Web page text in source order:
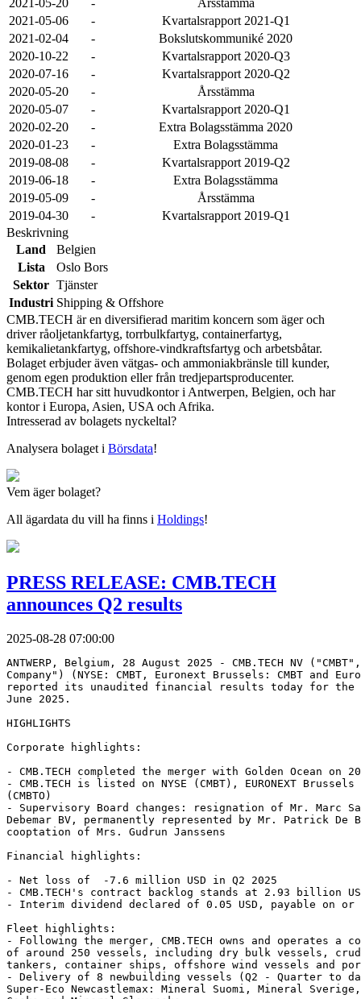
2021-05-20 -
Årsstämma
2021-05-06
-
Kvartalsrapport 2021-Q1
2021-02-04
-
Bokslutskommuniké 2020
2020-10-22
-
Kvartalsrapport 2020-Q3
2020-07-16
-
Kvartalsrapport 2020-Q2
2020-05-20
-
Årsstämma
2020-05-07
-
Kvartalsrapport 2020-Q1
2020-02-20
-
Extra Bolagsstämma 2020
2020-01-23
-
Extra Bolagsstämma
2019-08-08
-
Kvartalsrapport 2019-Q2
2019-06-18
-
Extra Bolagsstämma
2019-05-09
-
Årsstämma
2019-04-30
-
Kvartalsrapport 2019-Q1
Beskrivning
Land
Belgien
Lista
Oslo Bors
Sektor Tjänster
Industri Shipping & Offshore
CMB.TECH är en diversifierad maritim koncern som äger och
driver råoljetankfartyg, torrbulkfartyg, containerfartyg,
kemikalietankfartyg, offshore-vindkraftsfartyg och arbetsbåtar.
Bolaget erbjuder även vätgas- och ammoniakbränsle till kunder,
genom egen produktion eller från tredjepartsproducenter.
CMB.TECH har sitt huvudkontor i Antwerpen, Belgien, och har
kontor i Europa, Asien, USA och Afrika.
Intresserad av bolagets nyckeltal?
Analysera bolaget i Börsdata!
Vem äger bolaget?
All ägardata du vill ha finns i Holdings!
PRESS RELEASE: CMB.TECH
announces Q2 results
2025-08-28 07:00:00
ANTWERP, Belgium, 28 August 2025 - CMB.TECH NV
Company") (NYSE: CMBT, Euronext Brussels: CMBT and
reported its unaudited financial results today for the
June 2025.
HIGHLIGHTS
Corporate highlights:
- CMB.TECH completed the merger with Golden Ocean on
- CMB.TECH is listed on NYSE (CMBT), EURONEXT Brussels
(CMBTO)
- Supervisory Board changes: resignation of Mr. Marc
Debemar BV, permanently represented by Mr. Patrick De
cooptation of Mrs. Gudrun Janssens
Financial highlights:
- Net loss of  -7.6 million USD in Q2 2025
- CMB.TECH's contract backlog stands at 2.93 billion
- Interim dividend declared of 0.05 USD, payable on or
Fleet highlights:
- Following the merger, CMB.TECH owns and operates
of around 250 vessels, including dry bulk vessels,
tankers, container ships, offshore wind vessels and
- Delivery of 8 newbuilding vessels (Q2 - Quarter to
Super-Eco Newcastlemax: Mineral Suomi, Mineral